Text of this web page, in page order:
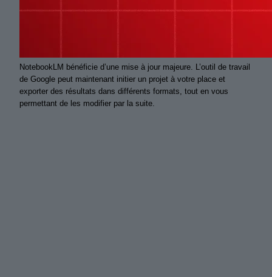
NotebookLM bénéficie d’une mise à jour majeure. L’outil de travail
de Google peut maintenant initier un projet à votre place et
exporter des résultats dans différents formats, tout en vous
permettant de les modifier par la suite.